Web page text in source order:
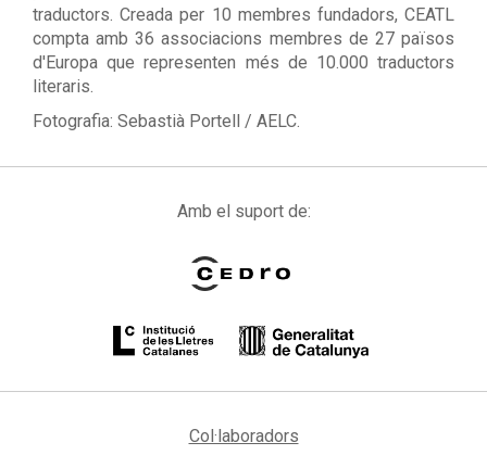
traductors. Creada per 10 membres fundadors, CEATL
compta amb 36 associacions membres de 27 països
d'Europa que representen més de 10.000 traductors
literaris.
Fotografia: Sebastià Portell / AELC.
Amb el suport de:
Col·laboradors